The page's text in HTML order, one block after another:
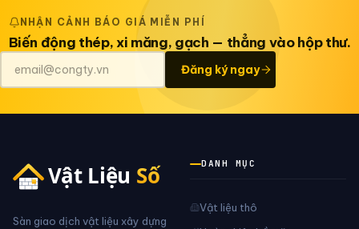
NHẬN CẢNH BÁO GIÁ MIỄN PHÍ
Biến động thép, xi măng, gạch — thẳng vào hộp thư.
Đăng ký ngay
Sàn giao dịch vật liệu xây dựng
DANH MỤC
Vật liệu thô